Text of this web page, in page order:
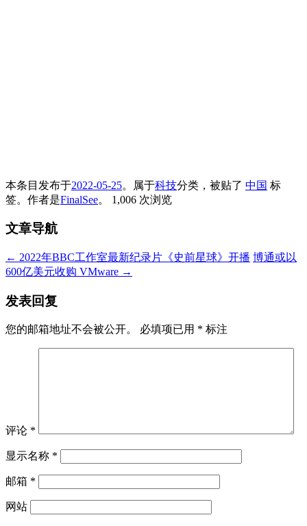
本条目发布于2022-05-25。属于科技分类，被贴了 中国 标
签。 作者是FinalSee。 1,006 次浏览
文章导航
← 2022年BBC工作室最新纪录片《史前星球》开播 博通或以
600亿美元收购 VMware →
发表回复
您的邮箱地址不会被公开。 必填项已用 * 标注
评论 *
显示名称 *
邮箱 *
网站